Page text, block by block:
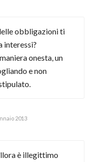
obbligazioni ti
interessi?
onesta, un
e non
2013
è illegittimo